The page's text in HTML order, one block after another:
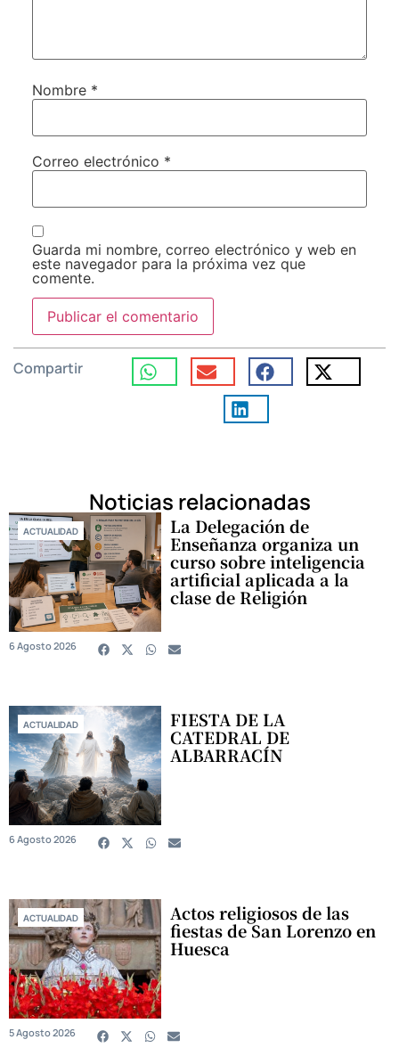
Nombre *
Correo electrónico *
Guarda mi nombre, correo electrónico y web en
este navegador para la próxima vez que
comente.
Compartir
Noticias relacionadas
ACTUALIDAD La Delegación de
Enseñanza organiza un
curso sobre inteligencia
artificial aplicada a la
clase de Religión
6 Agosto 2026
ACTUALIDAD FIESTA DE LA
CATEDRAL DE
ALBARRACÍN
6 Agosto 2026
ACTUALIDAD Actos religiosos de las
fiestas de San Lorenzo en
Huesca
5 Agosto 2026